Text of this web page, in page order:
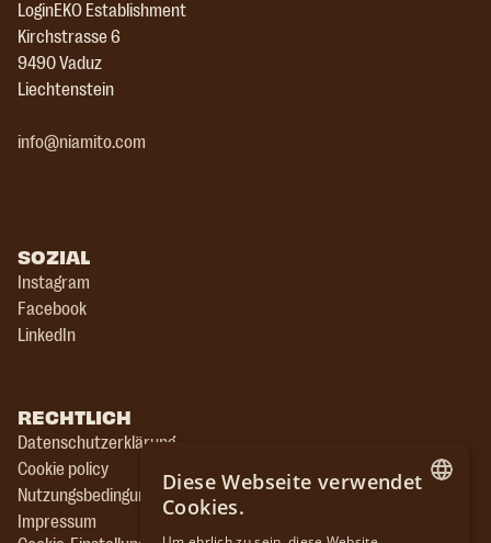
LoginEKO Establishment
Kirchstrasse 6
9490 Vaduz
Liechtenstein
info@niamito.com
SOZIAL
Instagram
Facebook
LinkedIn
RECHTLICH
Datenschutzerklärung
Cookie policy
Nutzungsbedingungen der Website
Impressum
Diese Webseite verwendet
Cookies.